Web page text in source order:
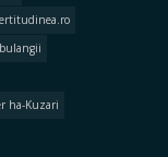
ha-Kuzari